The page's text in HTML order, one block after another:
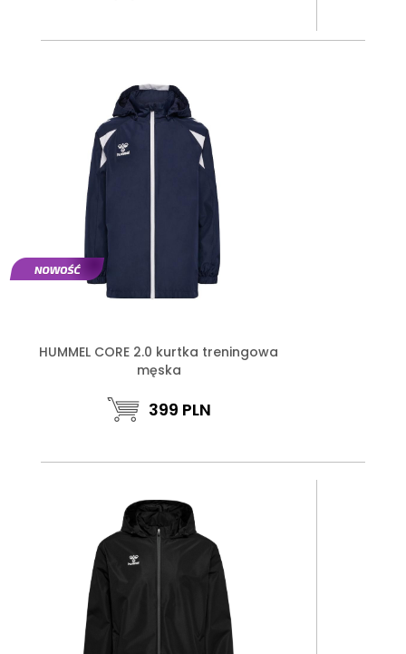
HUMMEL CORE 2.0 kurtka treningowa
męska
399 PLN